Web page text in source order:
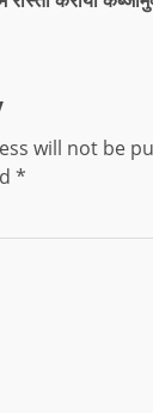
will not be
*